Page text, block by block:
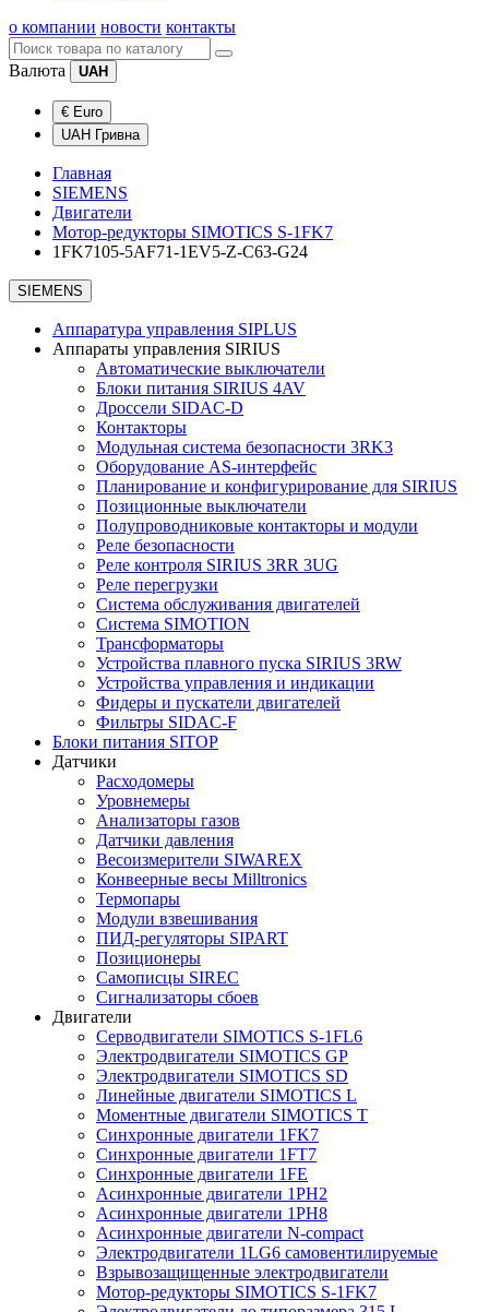
о компании новости контакты
Валюта UAH
€ Euro
UAH Гривна
Главная
SIEMENS
Двигатели
Мотор-редукторы SIMOTICS S-1FK7
1FK7105-5AF71-1EV5-Z-C63-G24
SIEMENS
Аппаратура управления SIPLUS
Аппараты управления SIRIUS
Автоматические выключатели
Блоки питания SIRIUS 4AV
Дроссели SIDAC-D
Контакторы
Модульная система безопасности 3RK3
Оборудование AS-интерфейс
Планирование и конфигурирование для SIRIUS
Позиционные выключатели
Полупроводниковые контакторы и модули
Реле безопасности
Реле контроля SIRIUS 3RR 3UG
Реле перегрузки
Сиcтема обслуживания двигателей
Система SIMOTION
Трансформаторы
Устройства плавного пуска SIRIUS 3RW
Устройства управления и индикации
Фидеры и пускатели двигателей
Фильтры SIDAC-F
Блоки питания SITOP
Датчики
Расходомеры
Уровнемеры
Анализаторы газов
Датчики давления
Весоизмерители SIWAREX
Конвеерные весы Milltronics
Термопары
Модули взвешивания
ПИД-регуляторы SIPART
Позиционеры
Самописцы SIREC
Сигнализаторы сбоев
Двигатели
Серводвигатели SIMOTICS S-1FL6
Электродвигатели SIMOTICS GP
Электродвигатели SIMOTICS SD
Линейные двигатели SIMOTICS L
Моментные двигатели SIMOTICS T
Синхронные двигатели 1FK7
Синхронные двигатели 1FT7
Синхронные двигатели 1FE
Асинхронные двигатели 1PH2
Асинхронные двигатели 1PH8
Асинхронные двигатели N-compact
Электродвигатели 1LG6 cамовентилируемые
Взрывозащищенные электродвигатели
Мотор-редукторы SIMOTICS S-1FK7